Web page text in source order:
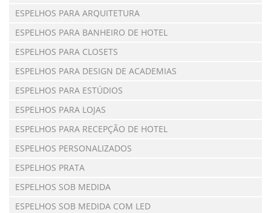
ESPELHOS PARA ARQUITETURA
ESPELHOS PARA BANHEIRO DE HOTEL
ESPELHOS PARA CLOSETS
ESPELHOS PARA DESIGN DE ACADEMIAS
ESPELHOS PARA ESTÚDIOS
ESPELHOS PARA LOJAS
ESPELHOS PARA RECEPÇÃO DE HOTEL
ESPELHOS PERSONALIZADOS
ESPELHOS PRATA
ESPELHOS SOB MEDIDA
ESPELHOS SOB MEDIDA COM LED